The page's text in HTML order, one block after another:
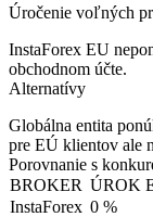
Úročenie voľných
InstaForex EU
obchodnom účte.
Alternatívy
Globálna entita
pre EÚ klientov ale
Porovnanie s
BROKER ÚROK
InstaForex 0 %